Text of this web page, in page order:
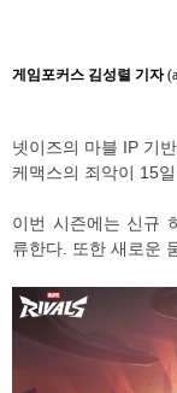
게임포커스 김성렬 기자
넷이즈의 마블 IP 기
케맥스의 죄악이 15
이번 시즌에는 신규
류한다. 또한 새로운